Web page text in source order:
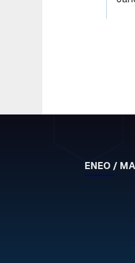
ENEO /